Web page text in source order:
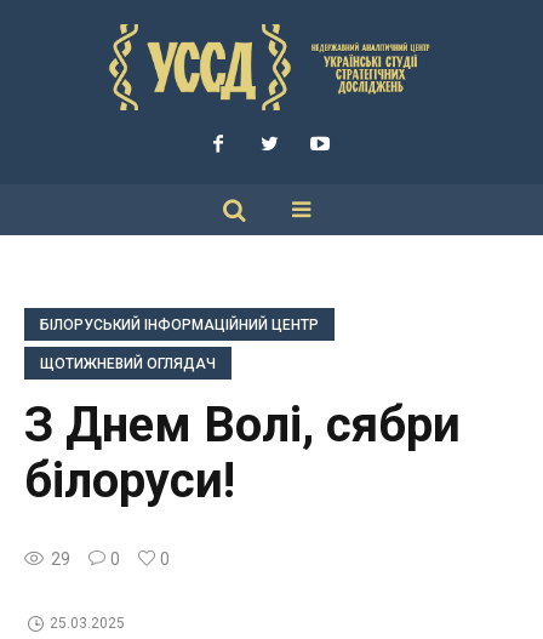
БІЛОРУСЬКИЙ ІНФОРМАЦІЙНИЙ ЦЕНТР
ЩОТИЖНЕВИЙ ОГЛЯДАЧ
З Днем Волі, сябри
білоруси!
29 0 0
25.03.2025